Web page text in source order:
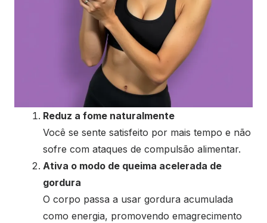
Reduz a fome naturalmente
Você se sente satisfeito por mais tempo e não
sofre com ataques de compulsão alimentar.
Ativa o modo de queima acelerada de
gordura
O corpo passa a usar gordura acumulada
como energia, promovendo emagrecimento